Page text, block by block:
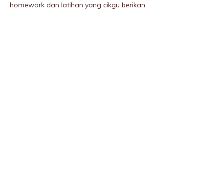
homework dan latihan yang cikgu berikan.